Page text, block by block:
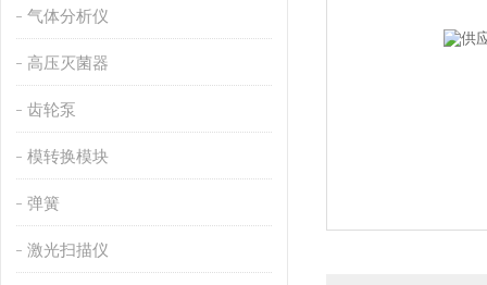
气体分析仪
高压灭菌器
齿轮泵
模转换模块
弹簧
激光扫描仪